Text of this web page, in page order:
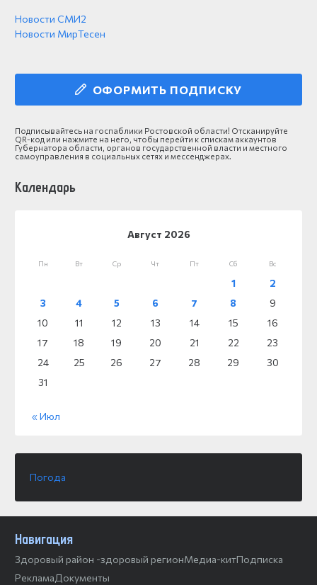
Новости СМИ2
Новости МирТесен
ОФОРМИТЬ ПОДПИСКУ
Подписывайтесь на госпаблики Ростовской области! Отсканируйте
QR-код или нажмите на него, чтобы перейти к спискам аккаунтов
Губернатора области, органов государственной власти и местного
самоуправления в социальных сетях и мессенджерах.
Календарь
Август 2026
Пн Вт Ср Чт Пт Сб Вс
1
2
3
4 5 6 7 8
9
10
11 12 13 14 15
16
17
18 19 20 21 22
23
24
25 26 27 28 29
30
31
« Июл
Погода
Навигация
Здоровый район -здоровый регионМедиа-китПодписка
РекламаДокументы